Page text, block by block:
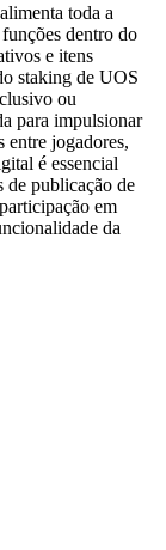
toda a
dentro do
e itens
staking de UOS
ou
para impulsionar
entre jogadores,
é essencial
de publicação de
em
da